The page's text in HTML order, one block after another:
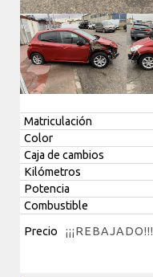
Matriculación
Color
Caja de cambios
Kilómetros
Potencia
Combustible
Precio
¡¡¡REBAJADO!!!